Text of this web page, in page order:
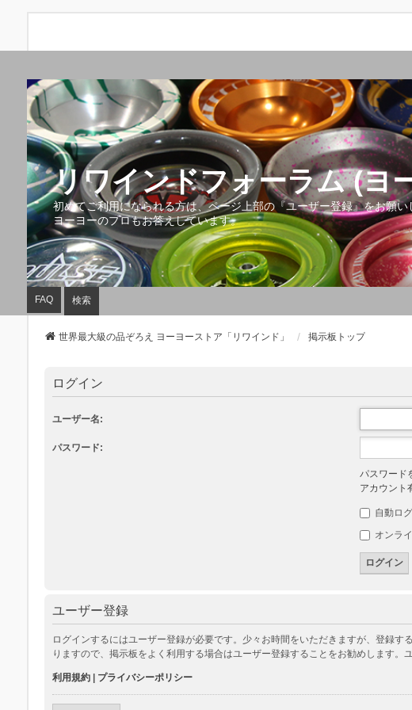
リワインドフォーラム (ヨ
初めてご利用になられる方は、ページ上部の『ユーザー登録』をお願
ヨーヨーのプロもお答えしています。
FAQ 検索
世界最大級の品ぞろえ ヨーヨーストア「リワインド」 掲示板トップ
ログイン
ユーザー名:
パスワード:
パスワード
アカウント
自動ロ
オンラ
ユーザー登録
ログインするにはユーザー登録が必要です。少々お時間をいただきますが、登録
りますので、掲示板をよく利用する場合はユーザー登録することをお勧めします
利用規約| プライバシーポリシー